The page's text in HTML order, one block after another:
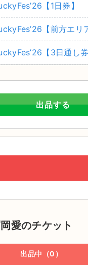
【1日券】
【前方エリ
【3日通し券
出品する
愛のチケット
出品中（0）